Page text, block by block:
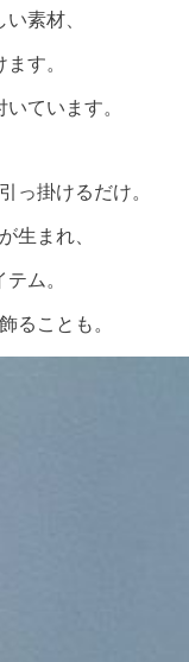
素材、
す。
ています。
っ掛けるだけ。
生まれ、
ム。
ることも。